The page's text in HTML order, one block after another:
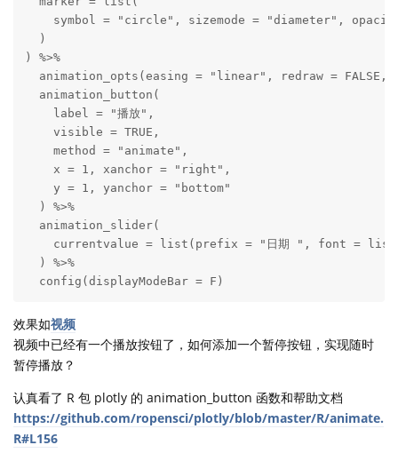
symbol = "circle", sizemode = "diameter",
  )
) %>%
animation_opts(easing = "linear", redraw = FALSE,
  animation_button(
    label = "播放",
    visible = TRUE,
    method = "animate",
    x = 1, xanchor = "right",
    y = 1, yanchor = "bottom"
  ) %>%
  animation_slider(
currentvalue = list(prefix = "日期 ", font =
  ) %>%
  config(displayModeBar = F)
效果如视频
视频中已经有一个播放按钮了，如何添加一个暂停按钮，实现随时
暂停播放？
认真看了 R 包 plotly 的 animation_button 函数和帮助文档
https://github.com/ropensci/plotly/blob/master/R/animate.
R#L156